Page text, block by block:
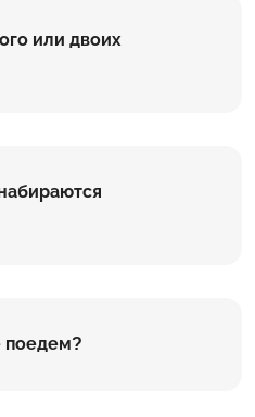
или двоих
поедем?